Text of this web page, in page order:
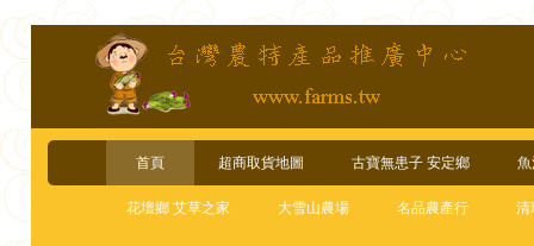
首頁 超商取貨地圖 古寶無患子 安定鄉
花壇鄉 艾草之家 大雪山農場 名品農產行 清